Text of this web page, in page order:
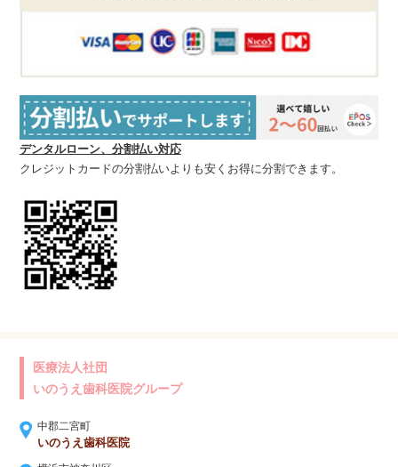
デンタルローン、分割払い対応
クレジットカードの分割払いよりも安くお得に分割できます。
医療法人社団
いのうえ歯科医院グループ
中郡二宮町
いのうえ歯科医院